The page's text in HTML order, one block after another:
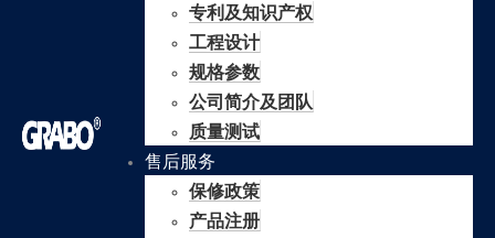
专利及知识产权
工程设计
规格参数
公司简介及团队
质量测试
售后服务
保修政策
产品注册